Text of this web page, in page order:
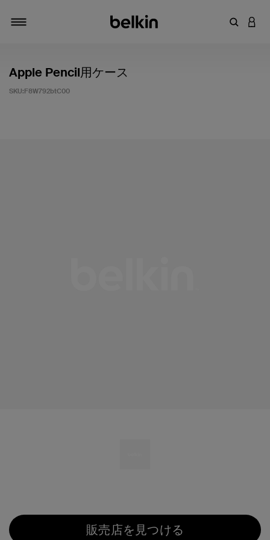
キーワアカ
Apple Pencil用ケース
SKU:F8W792btC00
販売店を見つける